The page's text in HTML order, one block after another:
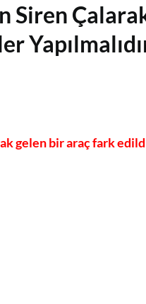
Siren
gelen bir araç fark